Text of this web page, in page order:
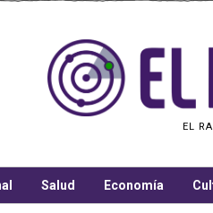
EL
Salud Economía